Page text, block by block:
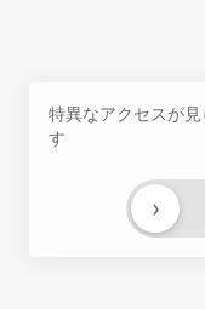
特異なアクセスが
す
›